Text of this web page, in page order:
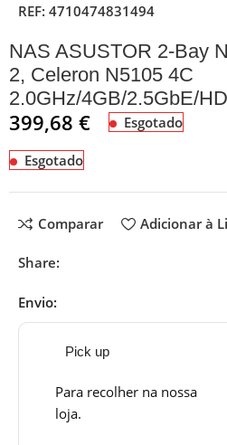
REF:4710474831494
NAS ASUSTOR 2-Bay
2, Celeron N5105 4C
2.0GHz/4GB/2.5GbE/
399,68€ Esgotado
Esgotado
Comparar Adicionar à
Share:
Envio:
Pick up
Para recolher na nossa
loja.